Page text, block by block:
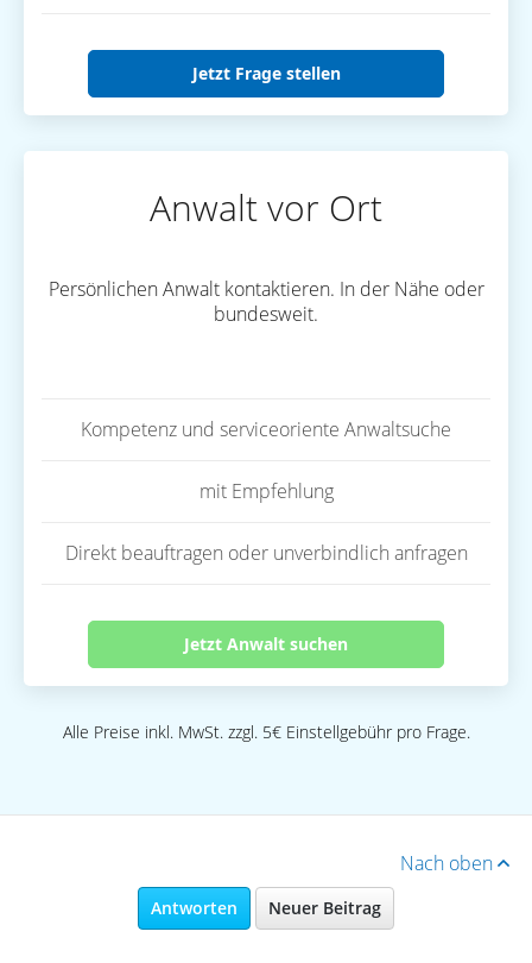
Jetzt Frage stellen
Anwalt vor Ort
Persönlichen Anwalt kontaktieren. In der Nähe oder
bundesweit.
Kompetenz und serviceoriente Anwaltsuche
mit Empfehlung
Direkt beauftragen oder unverbindlich anfragen
Jetzt Anwalt suchen
Alle Preise inkl. MwSt. zzgl. 5€ Einstellgebühr pro Frage.
Nach oben
Antworten Neuer Beitrag